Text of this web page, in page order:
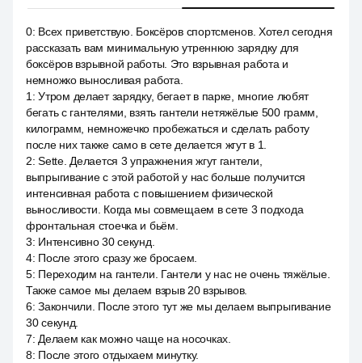
0: Всех приветствую. Боксёров спортсменов. Хотел сегодня
рассказать вам минимальную утреннюю зарядку для
боксёров взрывной работы. Это взрывная работа и
немножко выносливая работа.
1 :Утром делает зарядку, бегает в парке, многие любят
бегать с гантелями, взять гантели нетяжёлые 500 грамм,
килограмм, немножечко пробежаться и сделать работу
после них также само в сете делается жгут в 1.
2:Sette. Делается 3 упражнения жгут гантели,
выпрыгивание с этой работой у нас больше получится
интенсивная работа с повышением физической
выносливости. Когда мы совмещаем в сете 3 подхода
фронтальная стоечка и бьём.
3: Интенсивно 30 секунд.
4: После этого сразу же бросаем.
5: Переходим на гантели. Гантели у нас не очень тяжёлые.
Также самое мы делаем взрыв 20 взрывов.
6:Закончили. После этого тут же мы делаем выпрыгивание
30 секунд.
7: Делаем как можно чаще на носочках.
8: После этого отдыхаем минутку.